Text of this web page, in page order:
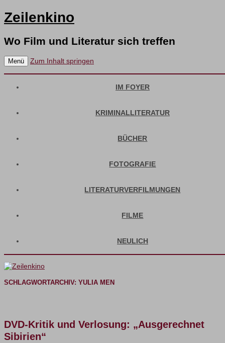
Zeilenkino
Wo Film und Literatur sich treffen
Menü Zum Inhalt springen
IM FOYER
KRIMINALLITERATUR
BÜCHER
FOTOGRAFIE
LITERATURVERFILMUNGEN
FILME
NEULICH
SCHLAGWORTARCHIV: YULIA MEN
DVD-Kritik und Verlosung: „Ausgerechnet
Sibirien“